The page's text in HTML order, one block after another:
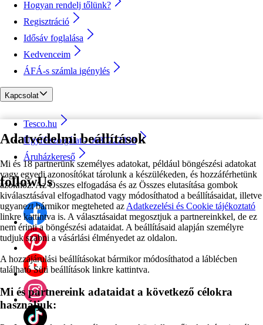
Adatvédelmi beállítások
Mi és 18 partnerünk személyes adatokat, például böngészési adatokat
vagy egyedi azonosítókat tárolunk a készülékeden, és hozzáférhetünk
azokhoz. Az Összes elfogadása és az Összes elutasítása gombok
kiválasztásával elfogadhatod vagy módosíthatod a beállításaidat, illetve
ugyanezt bármikor megteheted az Adatkezelési és Cookie tájékoztató
linkre kattintva is. A választásaidat megosztjuk a partnereinkkel, de ez
nem érinti a böngészési adataidat. A beállításaid alapján személyre
tudjuk szabni a vásárlási élményedet az oldalon.
A hozzájárulási beállításokat bármikor módosíthatod a láblécben
található Süti beállítások linkre kattintva.
Mi és partnereink adataidat a következő célokra
használjuk:
Hogyan rendelj tőlünk?
Regisztráció
Idősáv foglalása
Kedvenceim
ÁFÁ-s számla igénylés
Kapcsolat
Tesco.hu
Ügyfélszolgálat - 0680222333
Áruházkereső
followUs